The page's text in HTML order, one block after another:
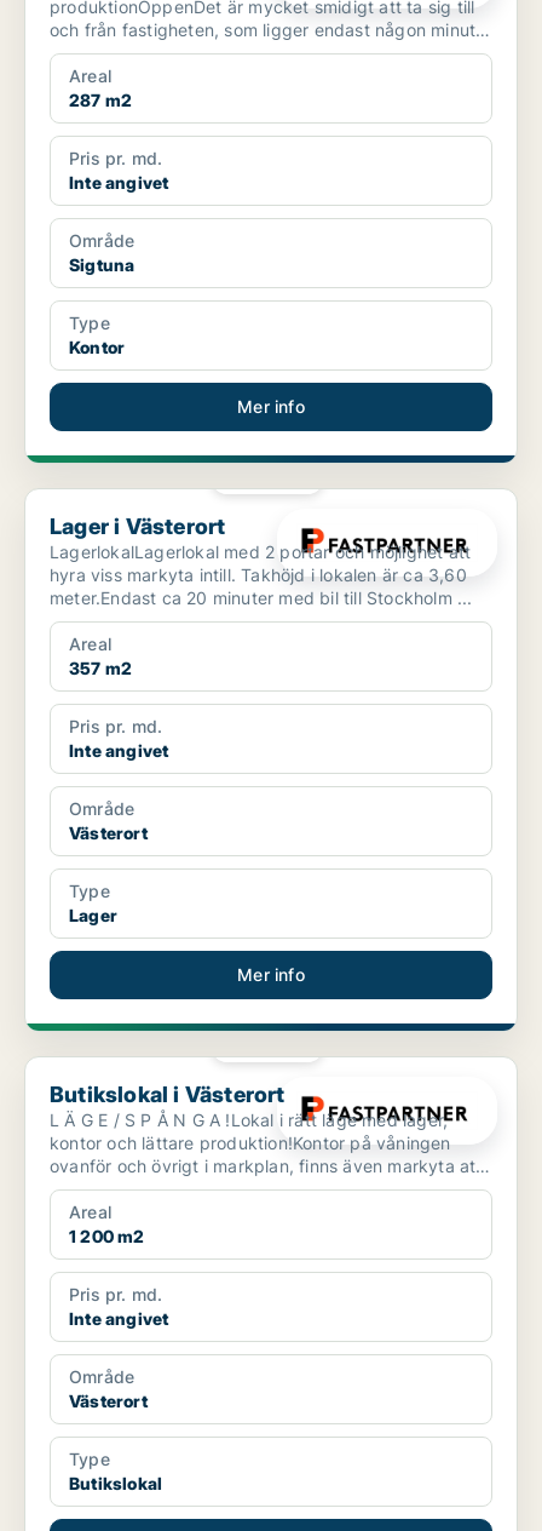
produktionÖppenDet är mycket smidigt att ta sig till
och från fastigheten, som ligger endast någon minut
från...
Areal
287 m2
Pris pr. md.
Inte angivet
Område
Sigtuna
Type
Kontor
Mer info
Lager i Västerort
Lager i Västerort
LagerlokalLagerlokal med 2 portar och möjlighet att
hyra viss markyta intill. Takhöjd i lokalen är ca 3,60
meter.Endast ca 20 minuter med bil till Stockholm ...
Areal
357 m2
Pris pr. md.
Inte angivet
Område
Västerort
Type
Lager
Mer info
Butikslokal i Västerort
Butikslokal i Västerort
L Ä G E / S P Å N G A !Lokal i rätt läge med lager,
kontor och lättare produktion!Kontor på våningen
ovanför och övrigt i markplan, finns även markyta att
ti...
Areal
1 200 m2
Pris pr. md.
Inte angivet
Område
Västerort
Type
Butikslokal